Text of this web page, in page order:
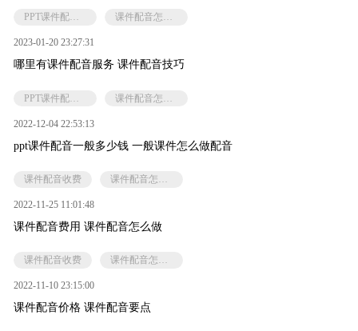
PPT课件配音软件 课件配音怎么搞
2023-01-20 23:27:31
哪里有课件配音服务 课件配音技巧
PPT课件配音软件
2022-12-04 22:53:13
ppt课件配音一般多少钱 一般课件怎么做配音
课件配音收费 课件配音怎么搞
2022-11-25 11:01:48
课件配音费用 课件配音怎么做
课件配音收费 课件配音怎么搞
2022-11-10 23:15:00
课件配音价格 课件配音要点